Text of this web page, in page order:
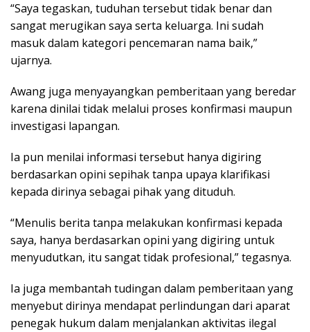
“Saya tegaskan, tuduhan tersebut tidak benar dan
sangat merugikan saya serta keluarga. Ini sudah
masuk dalam kategori pencemaran nama baik,”
ujarnya.
Awang juga menyayangkan pemberitaan yang beredar
karena dinilai tidak melalui proses konfirmasi maupun
investigasi lapangan.
Ia pun menilai informasi tersebut hanya digiring
berdasarkan opini sepihak tanpa upaya klarifikasi
kepada dirinya sebagai pihak yang dituduh.
“Menulis berita tanpa melakukan konfirmasi kepada
saya, hanya berdasarkan opini yang digiring untuk
menyudutkan, itu sangat tidak profesional,” tegasnya.
Ia juga membantah tudingan dalam pemberitaan yang
menyebut dirinya mendapat perlindungan dari aparat
penegak hukum dalam menjalankan aktivitas ilegal